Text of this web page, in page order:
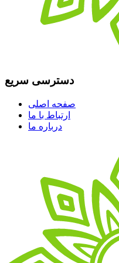
دسترسی سریع
صفحه اصلی
ارتباط با ما
درباره ما